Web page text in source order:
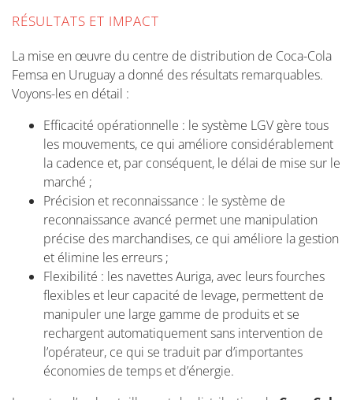
RÉSULTATS ET IMPACT
La mise en œuvre du centre de distribution de Coca-Cola
Femsa en Uruguay a donné des résultats remarquables.
Voyons-les en détail :
Efficacité opérationnelle : le système LGV gère tous
les mouvements, ce qui améliore considérablement
la cadence et, par conséquent, le délai de mise sur le
marché ;
Précision et reconnaissance : le système de
reconnaissance avancé permet une manipulation
précise des marchandises, ce qui améliore la gestion
et élimine les erreurs ;
Flexibilité : les navettes Auriga, avec leurs fourches
flexibles et leur capacité de levage, permettent de
manipuler une large gamme de produits et se
rechargent automatiquement sans intervention de
l’opérateur, ce qui se traduit par d’importantes
économies de temps et d’énergie.